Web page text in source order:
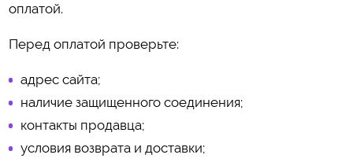
оплатой.
Перед оплатой проверьте:
адрес сайта;
наличие защищенного соединения;
контакты продавца;
условия возврата и доставки;